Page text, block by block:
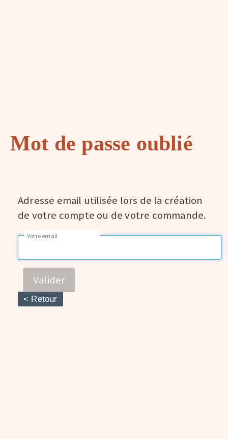
Mot de passe oublié
Adresse email utilisée lors de la création
de votre compte ou de votre commande.
Votre email
Valider
< Retour